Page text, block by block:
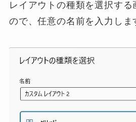
レイアウトの種類を選択する
ので、任意の名前を入力しま